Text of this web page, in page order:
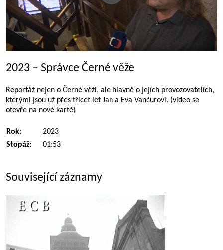
2023 – Správce Černé věže
Reportáž nejen o Černé věži, ale hlavně o jejích provozovatelích,
kterými jsou už přes třicet let Jan a Eva Vančurovi. (video se
otevře na nové kartě)
Rok:
2023
Stopáž:
01:53
Související záznamy